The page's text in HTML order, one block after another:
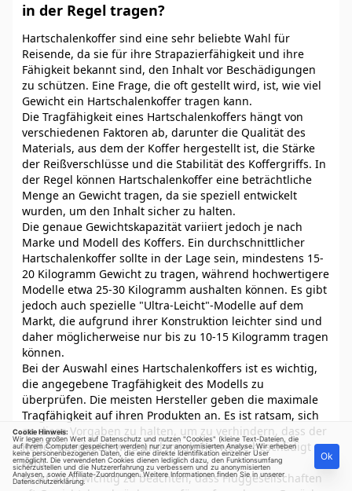
in der Regel tragen?
Hartschalenkoffer sind eine sehr beliebte Wahl für
Reisende, da sie für ihre Strapazierfähigkeit und ihre
Fähigkeit bekannt sind, den Inhalt vor Beschädigungen
zu schützen. Eine Frage, die oft gestellt wird, ist, wie viel
Gewicht ein Hartschalenkoffer tragen kann.
Die Tragfähigkeit eines Hartschalenkoffers hängt von
verschiedenen Faktoren ab, darunter die Qualität des
Materials, aus dem der Koffer hergestellt ist, die Stärke
der Reißverschlüsse und die Stabilität des Koffergriffs. In
der Regel können Hartschalenkoffer eine beträchtliche
Menge an Gewicht tragen, da sie speziell entwickelt
wurden, um den Inhalt sicher zu halten.
Die genaue Gewichtskapazität variiert jedoch je nach
Marke und Modell des Koffers. Ein durchschnittlicher
Hartschalenkoffer sollte in der Lage sein, mindestens 15-
20 Kilogramm Gewicht zu tragen, während hochwertigere
Modelle etwa 25-30 Kilogramm aushalten können. Es gibt
jedoch auch spezielle "Ultra-Leicht"-Modelle auf dem
Markt, die aufgrund ihrer Konstruktion leichter sind und
daher möglicherweise nur bis zu 10-15 Kilogramm tragen
können.
Bei der Auswahl eines Hartschalenkoffers ist es wichtig,
die angegebene Tragfähigkeit des Modells zu
überprüfen. Die meisten Hersteller geben die maximale
Tragfähigkeit auf ihren Produkten an. Es ist ratsam, sich
an diese Vorgaben zu halten, um zu verhindern, dass der
Koffer überlastet wird und möglicherweise beschädigt
wird.
Es ist auch wichtig zu beachten, dass Fluggesellschaften
Cookie Hinweis:
Wir legen großen Wert auf Datenschutz und nutzen "Cookies" (kleine Text-Dateien, die
auf Ihrem Computer gespeichert werden) nur zur anonymisierten Analyse. Wir erheben
keine personenbezogenen Daten, die eine direkte Identifikation einzelner User
ermöglicht. Die verwendeten Cookies dienen lediglich dazu, den Funktionsumfang
sicherzustellen und die Nutzererfahrung zu verbessern und zu anonymisierten
Analysen, sowie Affiliate-Zuordnungen. Weitere Informationen finden Sie in unserer
Datenschutzerklärung.
Ok